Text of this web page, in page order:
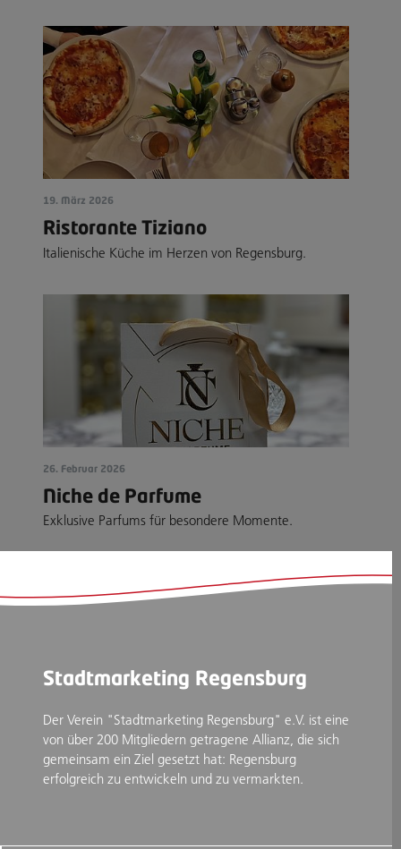
19. März 2026
Ristorante Tiziano
Italienische Küche im Herzen von Regensburg.
26. Februar 2026
Niche de Parfume
Exklusive Parfums für besondere Momente.
Stadtmarketing Regensburg
Der Verein "Stadtmarketing Regensburg" e.V. ist eine
von über 200 Mitgliedern getragene Allianz, die sich
gemeinsam ein Ziel gesetzt hat: Regensburg
erfolgreich zu entwickeln und zu vermarkten.